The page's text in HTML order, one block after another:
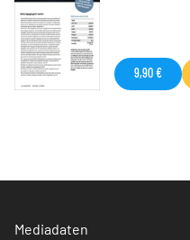
9,90 €
Mediadaten